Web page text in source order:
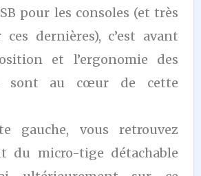
pour les consoles (et très
dernières), c’est avant
et l’ergonomie des
sont au cœur de cette
gauche, vous retrouvez
du micro-tige détachable